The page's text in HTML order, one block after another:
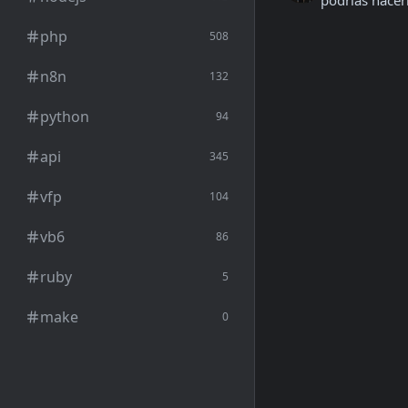
php 508
n8n 132
python 94
api 345
vfp 104
vb6 86
ruby 5
make 0